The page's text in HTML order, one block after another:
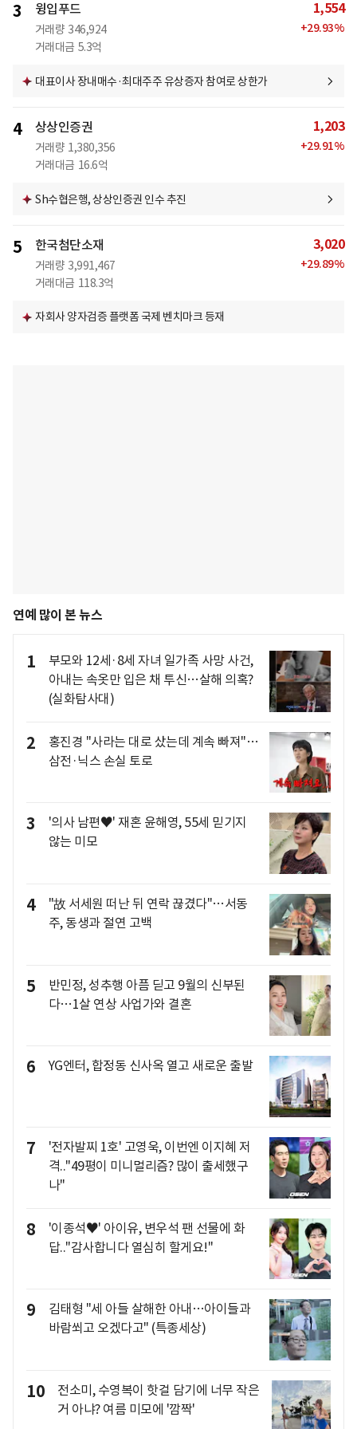
3 윙입푸드
거래량 346,924
거래대금 5.3억
1,554
+29.93%
대표이사 장내매수·최대주주 유상증자 참여로 상한가
4 상상인증권
거래량 1,380,356
거래대금 16.6억
1,203
+29.91%
Sh수협은행, 상상인증권 인수 추진
5 한국첨단소재
거래량 3,991,467
거래대금 118.3억
3,020
+29.89%
자회사 양자검증 플랫폼 국제 벤치마크 등재
연예 많이 본 뉴스
1
부모와 12세·8세 자녀 일가족 사망 사건,
아내는 속옷만 입은 채 투신…살해 의혹?
(실화탐사대)
2
홍진경 "사라는 대로 샀는데 계속 빠져"…
삼전·닉스 손실 토로
3
'의사 남편♥' 재혼 윤해영, 55세 믿기지
않는 미모
4
"故 서세원 떠난 뒤 연락 끊겼다"…서동
주, 동생과 절연 고백
5
반민정, 성추행 아픔 딛고 9월의 신부된
다…1살 연상 사업가와 결혼
6 YG엔터, 합정동 신사옥 열고 새로운 출발
7
'전자발찌 1호' 고영욱, 이번엔 이지혜 저
격.."49평이 미니멀리즘? 많이 출세했구
나"
8
'이종석♥' 아이유, 변우석 팬 선물에 화
답.."감사합니다 열심히 할게요!"
9
김태형 "세 아들 살해한 아내…아이들과
바람쐬고 오겠다고" (특종세상)
10
전소미, 수영복이 핫걸 담기에 너무 작은
거 아냐? 여름 미모에 '깜짝'